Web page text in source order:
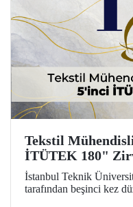
Tekstil
İTÜTEK 180"
İstanbul Teknik
tarafından beşinci kez